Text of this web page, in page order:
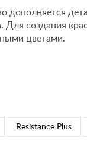
дополняется
Для создания
цветами.
Resistance Plus